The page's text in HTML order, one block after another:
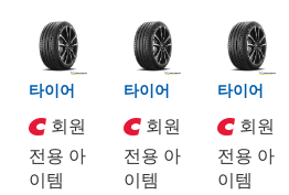
타이어
회원
전용 아
이템
타이어
회원
전용 아
이템
타이어
회원
전용 아
이템